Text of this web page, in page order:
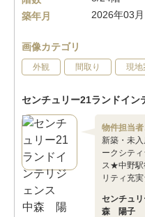
築年月
2026年03月
画像カテゴリ
外観 間取り 現地
センチュリー21ランドイン
物件担当者
新築・未
ークシテ
ス★中野
リティ充
センチュ
森 陽子